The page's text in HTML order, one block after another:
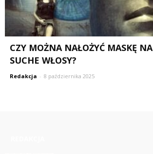
CZY MOŻNA NAŁOŻYĆ MASKĘ NA
SUCHE WŁOSY?
Redakcja - 8 października 2025